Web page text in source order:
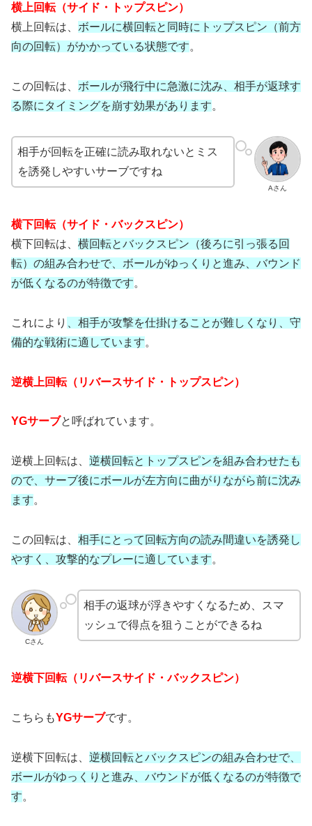
横上回転（サイド・トップスピン）
横上回転は、 ボールに横回転と同時にトップスピン（前方
向の回転）がかかっている状態です。
この回転は、 ボールが飛行中に急激に沈み、相手が返球す
る際にタイミングを崩す効果があります。
Aさん
相手が回転を正確に読み取れないとミス
を誘発しやすいサーブですね
横下回転（サイド・バックスピン）
横下回転は、 横回転とバックスピン（後ろに引っ張る回
転）の組み合わせで、ボールがゆっくりと進み、バウンド
が低くなるのが特徴です。
これにより
、相手が攻撃を仕掛けることが難しくなり、守
備的な戦術に適しています。
逆横上回転（リバースサイド・トップスピン）
YGサーブと呼ばれています。
逆横上回転は、 逆横回転とトップスピンを組み合わせたも
ので、サーブ後にボールが左方向に曲がりながら前に沈み
ます。
この回転は、 相手にとって回転方向の読み間違いを誘発し
やすく、攻撃的なプレーに適しています。
Cさん
相手の返球が浮きやすくなるため、スマ
ッシュで得点を狙うことができるね
逆横下回転（リバースサイド・バックスピン）
こちらもYGサーブです。
逆横下回転は、 逆横回転とバックスピンの組み合わせで、
ボールがゆっくりと進み、バウンドが低くなるのが特徴で
す。